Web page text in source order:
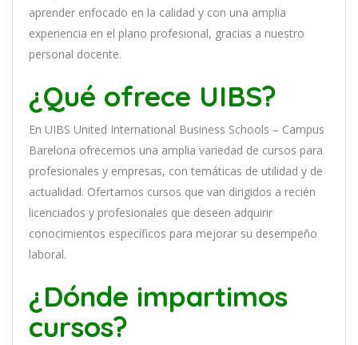
aprender enfocado en la calidad y con una amplia
experiencia en el plano profesional, gracias a nuestro
personal docente.
¿Qué ofrece UIBS?
En UIBS United International Business Schools – Campus
Barelona ofrecemos una amplia variedad de cursos para
profesionales y empresas, con temáticas de utilidad y de
actualidad. Ofertamos cursos que van dirigidos a recién
licenciados y profesionales que deseen adquirir
conocimientos específicos para mejorar su desempeño
laboral.
¿Dónde impartimos
cursos?